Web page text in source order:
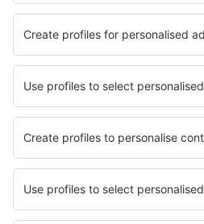
Die besten Hotels - Städte
Hotels in Rifiano Hotels in Gastes
Hotels in Ammoudara (Agios Nikolaos)
Hotels in Stoke Canon